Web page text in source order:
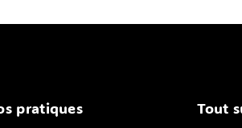
pratiques Tout